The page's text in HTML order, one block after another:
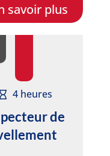
savoir plus
4 heures
de